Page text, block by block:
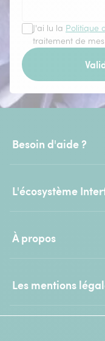
J'ai lu la Politique
traitement de
Besoin d'aide ?
L'écosystème
À propos
Les mentions